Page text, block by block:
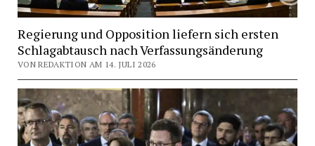
Regierung und Opposition liefern sich ersten
Schlagabtausch nach Verfassungsänderung
VON REDAKTION AM 14. JULI 2026